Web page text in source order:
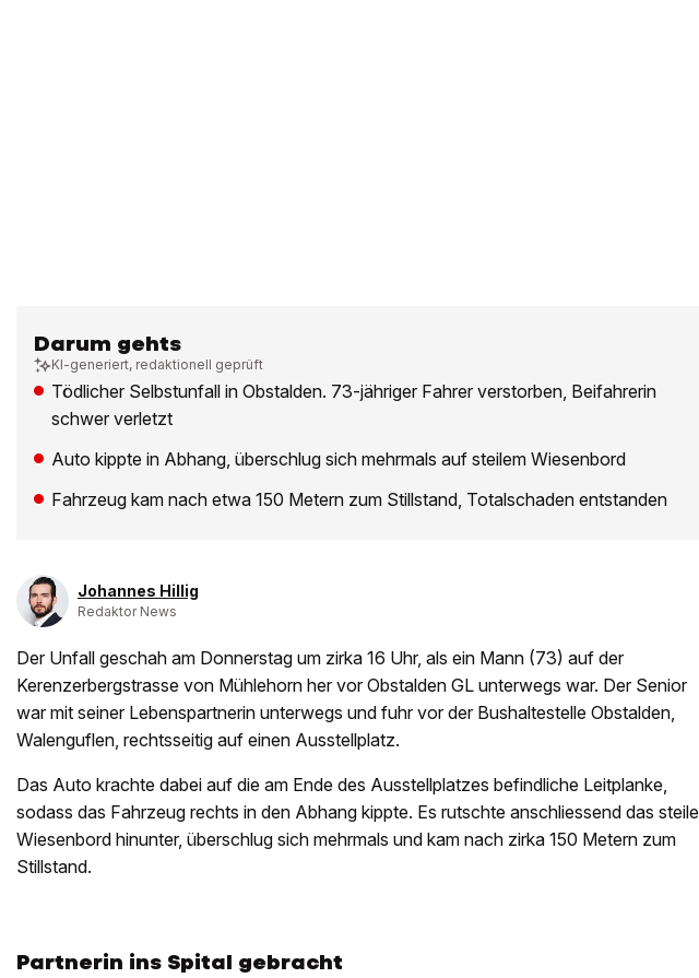
Darum gehts
KI-generiert, redaktionell geprüft
Tödlicher Selbstunfall in Obstalden. 73-jähriger Fahrer verstorben, Beifahrerin
schwer verletzt
Auto kippte in Abhang, überschlug sich mehrmals auf steilem Wiesenbord
Fahrzeug kam nach etwa 150 Metern zum Stillstand, Totalschaden entstanden
Johannes Hillig
Redaktor News
Der Unfall geschah am Donnerstag um zirka 16 Uhr, als ein Mann (73) auf der
Kerenzerbergstrasse von Mühlehorn her vor Obstalden GL unterwegs war. Der Senior
war mit seiner Lebenspartnerin unterwegs und fuhr vor der Bushaltestelle Obstalden,
Walenguflen, rechtsseitig auf einen Ausstellplatz.
Das Auto krachte dabei auf die am Ende des Ausstellplatzes befindliche Leitplanke,
sodass das Fahrzeug rechts in den Abhang kippte. Es rutschte anschliessend das steile
Wiesenbord hinunter, überschlug sich mehrmals und kam nach zirka 150 Metern zum
Stillstand.
Partnerin ins Spital gebracht